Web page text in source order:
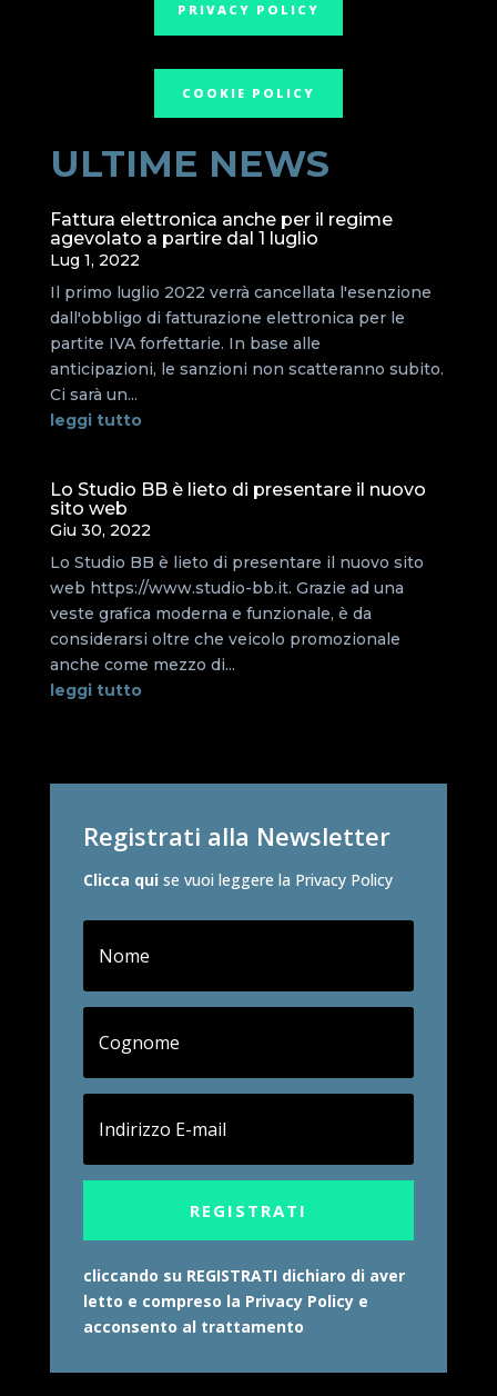
PRIVACY POLICY
COOKIE POLICY
ULTIME NEWS
Fattura elettronica anche per il regime
agevolato a partire dal 1 luglio
Lug 1, 2022
Il primo luglio 2022 verrà cancellata l'esenzione
dall'obbligo di fatturazione elettronica per le
partite IVA forfettarie. In base alle
anticipazioni, le sanzioni non scatteranno subito.
Ci sarà un...
leggi tutto
Lo Studio BB è lieto di presentare il nuovo
sito web
Giu 30, 2022
Lo Studio BB è lieto di presentare il nuovo sito
web https://www.studio-bb.it. Grazie ad una
veste grafica moderna e funzionale, è da
considerarsi oltre che veicolo promozionale
anche come mezzo di...
leggi tutto
Registrati alla Newsletter
Clicca qui se vuoi leggere la Privacy Policy
REGISTRATI
cliccando su REGISTRATI dichiaro di aver
letto e compreso la Privacy Policy e
acconsento al trattamento